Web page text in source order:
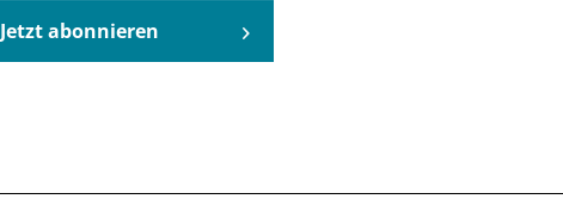
Jetzt abonnieren